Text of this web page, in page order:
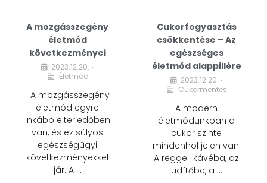
A mozgásszegény
életmód
következményei
2023.12.20. •
Életmód
A mozgásszegény
életmód egyre
inkább elterjedőben
van, és ez súlyos
egészségügyi
következményekkel
jár. A …
Cukorfogyasztás
csökkentése – Az
egészséges
életmód alappillére
2023.12.20. •
Cukormentes
A modern
életmódunkban a
cukor szinte
mindenhol jelen van.
A reggeli kávéba, az
üdítőbe, a …